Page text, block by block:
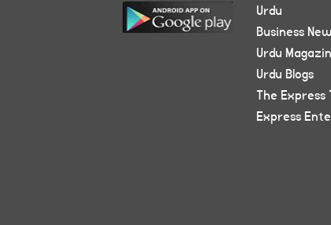
Urdu
Business
Urdu
Urdu Blogs
The Express
Express